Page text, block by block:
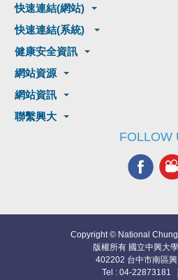
快速連結(網站)
快速連結(系統)
健康安全資訊
網站資源
網站資訊
聯繫興大
FOLLOW
Copyright © National
版權所有 國立中興大
402202 台中市南區
Tel : 04-22873181